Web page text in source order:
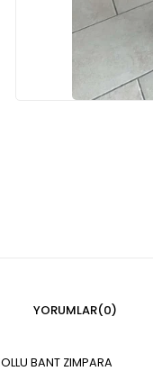
YORUMLAR(0)
BANT ZIMPARA